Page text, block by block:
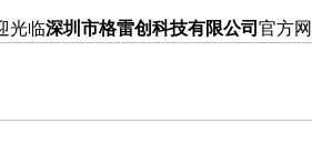
光临深圳市格雷创科技有限公司 官方